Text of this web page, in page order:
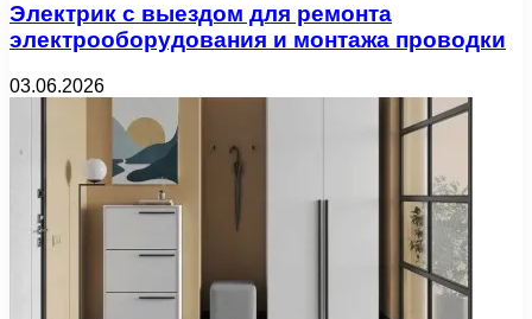
Электрик с выездом для ремонта
электрооборудования и монтажа проводки
03.06.2026